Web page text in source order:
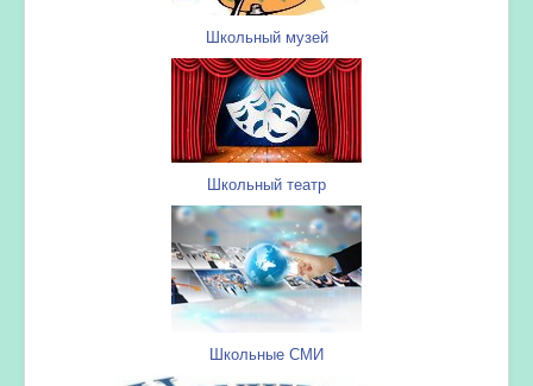
Школьный музей
Школьный театр
Школьные СМИ